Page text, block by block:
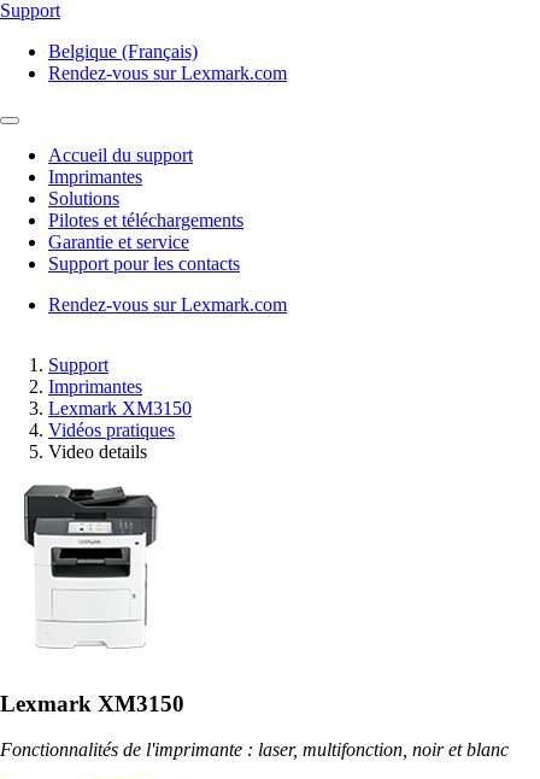
Support
Belgique (Français)
Rendez-vous sur Lexmark.com
Accueil du support
Imprimantes
Solutions
Pilotes et téléchargements
Garantie et service
Support pour les contacts
Rendez-vous sur Lexmark.com
Support
Imprimantes
Lexmark XM3150
Vidéos pratiques
Video details
Lexmark XM3150
Fonctionnalités de l'imprimante : laser, multifonction, noir et blanc